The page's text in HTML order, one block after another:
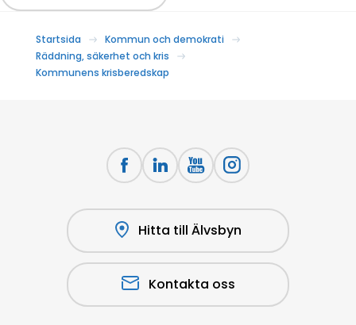
Startsida
Kommun och demokrati
Räddning, säkerhet och kris
Kommunens krisberedskap
Hitta till Älvsbyn
Kontakta oss